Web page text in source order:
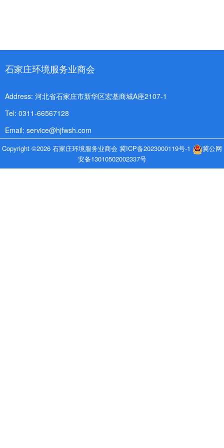
石家庄环境服务业商会
Address: 河北省石家庄市新华区宏基商城A座2107-1
Tel: 0311-66567128
Email: service@hjfwsh.com
Copyright ©2026 石家庄环境服务业商会 冀ICP备2023000119号-1
冀公网
安备13010502002337号